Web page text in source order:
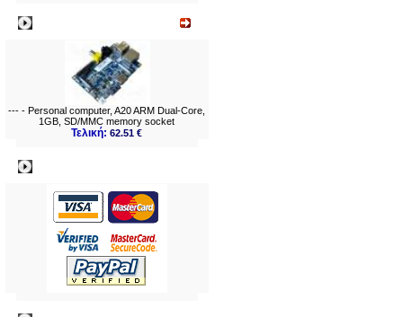
--- - Personal computer, A20 ARM Dual-Core,
1GB, SD/MMC memory socket
Τελική:62.51 €